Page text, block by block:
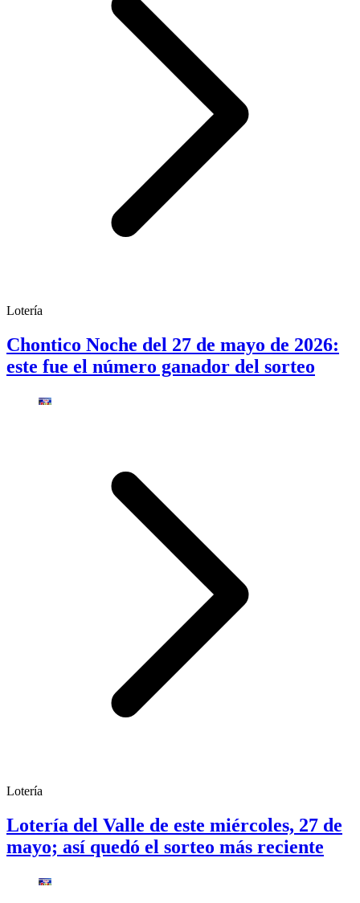
Lotería
Chontico Noche del 27 de mayo de 2026:
este fue el número ganador del sorteo
Lotería
Lotería del Valle de este miércoles, 27 de
mayo; así quedó el sorteo más reciente